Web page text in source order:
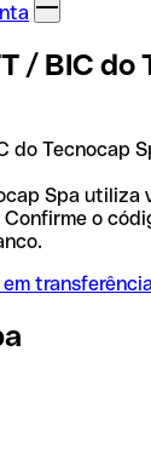
/ BIC do
do Tecnocap
Spa utiliza
o